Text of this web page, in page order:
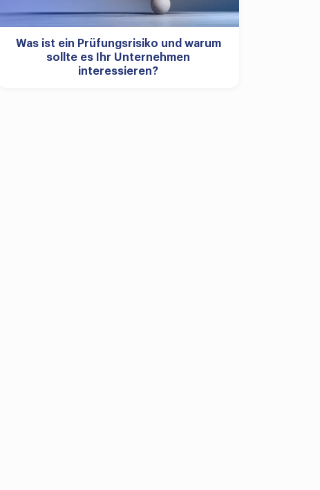
Was ist ein Prüfungsrisiko und warum
sollte es Ihr Unternehmen
interessieren?